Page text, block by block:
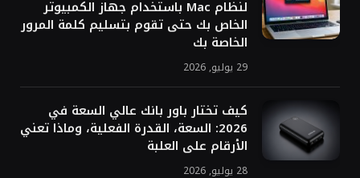
تزايد الاهتمام بتقنية الروبوتات البشرية، أو ما يُعرف بـ
الروبوتات الشبيهة بالبشر
سريع. ومع ذلك، فإن هذه التطورات تثير تساؤلات مشروعة
حول سلامة هذه الروبوتات والمخاطر المحتملة التي قد
تشكلها. وقد تصاعدت هذه المخاوف مؤخرًا مع ظهور
تقارير عن اختبارات لقوة الروبوتات وإصابات محتملة،
بالإضافة إلى عروض جريئة لقدرات هذه الآلات.